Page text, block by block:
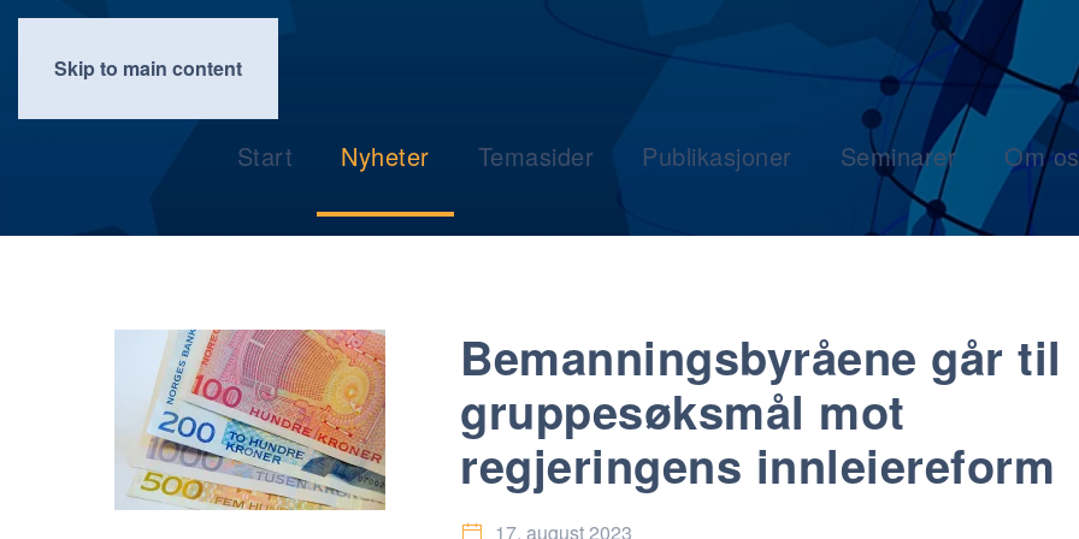
Skip to main content
Start Nyheter Temasider Publikasjoner Seminarer Om
Bemanningsbyråene går til
gruppesøksmål mot
regjeringens innleiereform
17. august 2023